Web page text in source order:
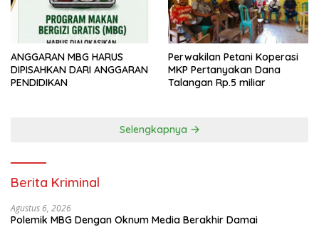
ANGGARAN MBG HARUS
DIPISAHKAN DARI ANGGARAN
PENDIDIKAN
Perwakilan Petani Koperasi
MKP Pertanyakan Dana
Talangan Rp.5 miliar
Selengkapnya
Berita Kriminal
Agustus 6, 2026
Polemik MBG Dengan Oknum Media Berakhir Damai